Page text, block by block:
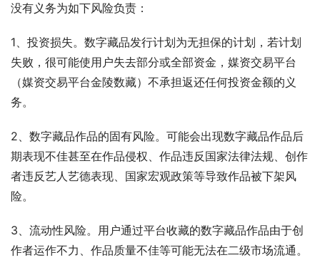
没有义务为如下风险负责：
1、投资损失。数字藏品发行计划为无担保的计划，若计划
失败，很可能使用户失去部分或全部资金，媒资交易平台
（媒资交易平台金陵数藏）不承担返还任何投资金额的义
务。
2、数字藏品作品的固有风险。可能会出现数字藏品作品后
期表现不佳甚至在作品侵权、作品违反国家法律法规、创作
者违反艺人艺德表现、国家宏观政策等导致作品被下架风
险。
3、流动性风险。用户通过平台收藏的数字藏品作品由于创
作者运作不力、作品质量不佳等可能无法在二级市场流通。